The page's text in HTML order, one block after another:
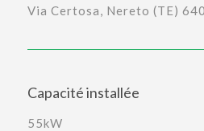
Via Certosa, Nereto (TE)
Capacité installée
55kW